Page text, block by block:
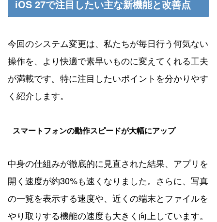
iOS 27で注目したい主な新機能と改善点
今回のシステム変更は、私たちが毎日行う何気ない
操作を、より快適で素早いものに変えてくれる工夫
が満載です。特に注目したいポイントを分かりやす
く紹介します。
スマートフォンの動作スピードが大幅にアップ
中身の仕組みが徹底的に見直された結果、アプリを
開く速度が約30%も速くなりました。さらに、写真
の一覧を表示する速度や、近くの端末とファイルを
やり取りする機能の速度も大きく向上しています。